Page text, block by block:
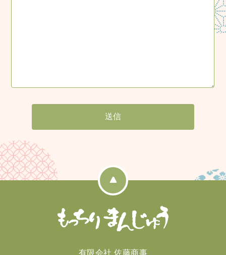
有限会社 佐藤商事